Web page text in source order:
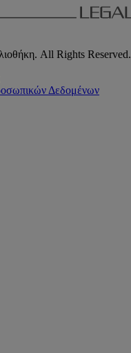
All Rights Reserved.
Δεδομένων